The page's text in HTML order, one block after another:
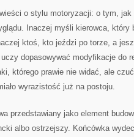
o stylu motoryzacji: o tym, jak
Inaczej myśli kierowca, który
ktoś, kto jeździ po torze, a
dopasowywać modyfikacje do
którego prawie nie widać, ale
wyrazistość już na postoju.
przedstawiany jako element
albo ostrzejszy. Końcówka